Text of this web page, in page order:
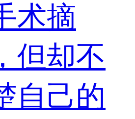
术摘
但却不
自己的